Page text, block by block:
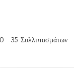
35 Συλλιπασμάτων